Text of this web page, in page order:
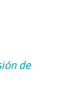
de